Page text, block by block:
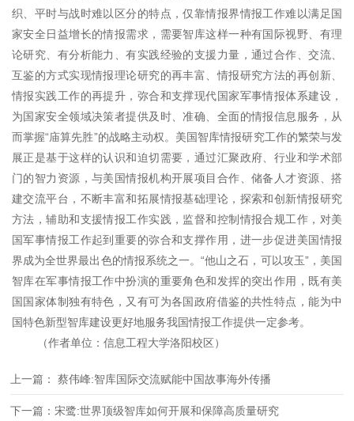
织、平时与战时难以区分的特点，仅靠情报界情报工作难以满足国
家安全日益增长的情报需求，需要智库这样一种有国际视野、有理
论研究、有分析能力、有实践经验的支援力量，通过合作、交流、
互鉴的方式实现情报理论研究的再丰富、情报研究方法的再创新、
情报实践工作的再提升，弥合和支撑现代国家军事情报体系建设，
为国家安全领域决策者提供及时、准确、全面的情报信息服务，从
而掌握“庙算先胜”的战略主动权。美国智库情报研究工作的繁荣与发
展正是基于这样的认识和迫切需要，通过汇聚政府、行业和学术部
门的智力资源，与美国情报机构开展项目合作、储备人才资源、搭
建交流平台，不断丰富和拓展情报基础理论，探索和创新情报研究
方法，辅助和支援情报工作实践，监督和控制情报合规工作，对美
国军事情报工作起到重要的弥合和支撑作用，进一步促进美国情报
界成为全世界最出色的情报系统之一。“他山之石，可以攻玉”，美国
智库在军事情报工作中扮演的重要角色和发挥的突出作用，既有美
国国家体制独有特色，又有可为各国政府借鉴的共性特点，能为中
国特色新型智库建设更好地服务我国情报工作提供一定参考。
（作者单位：信息工程大学洛阳校区）
上一篇： 蔡伟峰:智库国际交流赋能中国故事海外传播
下一篇：宋鹭:世界顶级智库如何开展和保障高质量研究